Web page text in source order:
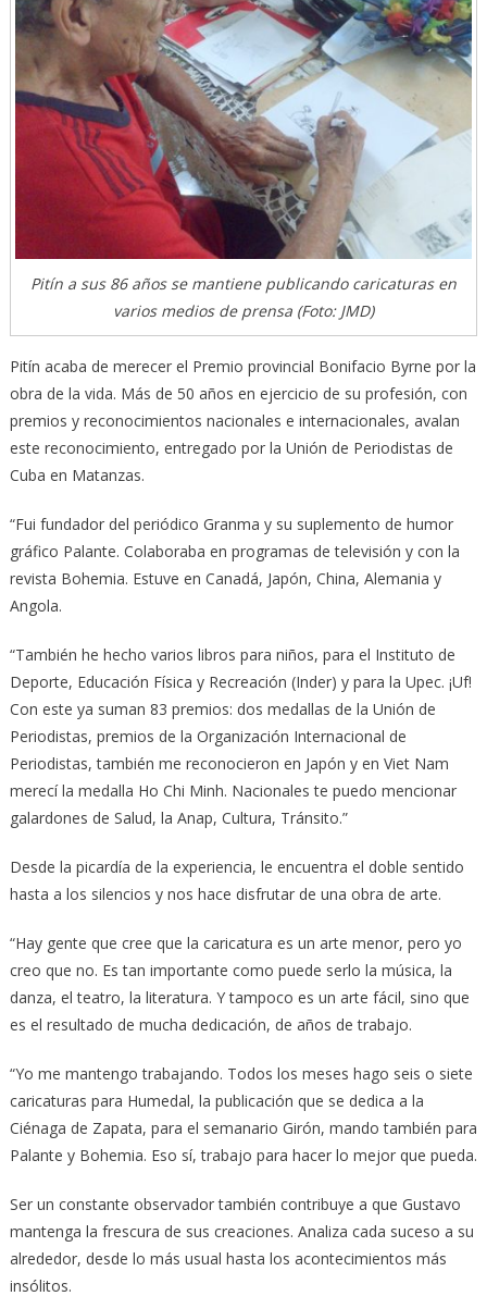
Pitín a sus 86 años se mantiene publicando caricaturas en
varios medios de prensa (Foto: JMD)
Pitín acaba de merecer el Premio provincial Bonifacio Byrne por la
obra de la vida. Más de 50 años en ejercicio de su profesión, con
premios y reconocimientos nacionales e internacionales, avalan
este reconocimiento, entregado por la Unión de Periodistas de
Cuba en Matanzas.
“Fui fundador del periódico Granma y su suplemento de humor
gráfico Palante. Colaboraba en programas de televisión y con la
revista Bohemia. Estuve en Canadá, Japón, China, Alemania y
Angola.
“También he hecho varios libros para niños, para el Instituto de
Deporte, Educación Física y Recreación (Inder) y para la Upec. ¡Uf!
Con este ya suman 83 premios: dos medallas de la Unión de
Periodistas, premios de la Organización Internacional de
Periodistas, también me reconocieron en Japón y en Viet Nam
merecí la medalla Ho Chi Minh. Nacionales te puedo mencionar
galardones de Salud, la Anap, Cultura, Tránsito.”
Desde la picardía de la experiencia, le encuentra el doble sentido
hasta a los silencios y nos hace disfrutar de una obra de arte.
“Hay gente que cree que la caricatura es un arte menor, pero yo
creo que no. Es tan importante como puede serlo la música, la
danza, el teatro, la literatura. Y tampoco es un arte fácil, sino que
es el resultado de mucha dedicación, de años de trabajo.
“Yo me mantengo trabajando. Todos los meses hago seis o siete
caricaturas para Humedal, la publicación que se dedica a la
Ciénaga de Zapata, para el semanario Girón, mando también para
Palante y Bohemia. Eso sí, trabajo para hacer lo mejor que pueda.
Ser un constante observador también contribuye a que Gustavo
mantenga la frescura de sus creaciones. Analiza cada suceso a su
alrededor, desde lo más usual hasta los acontecimientos más
insólitos.